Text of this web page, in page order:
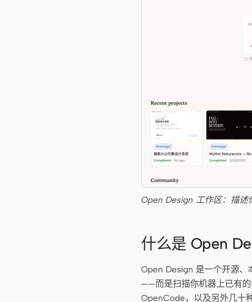
Open Design 工作区：描述
什么是 Open
Open Design 是一个开源、
——而是扫描你机器上已有
OpenCode，以及另外几十